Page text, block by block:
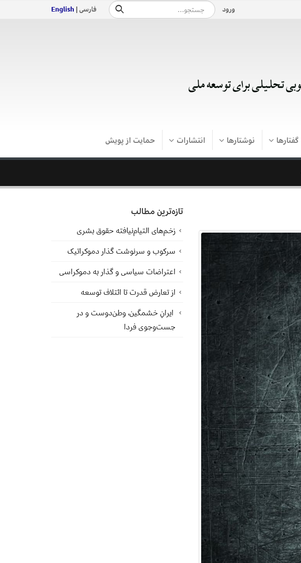
ورود فارسی | English
گفتارها نوشتارها انتشارات حمایت از پویش
تازه‌ترین مطالب
زخم‌های التیام‌نیافته حقوق بشری
سرکوب و سرنوشت گذار دموکراتیک
اعتراضات سیاسی و گذار به دموکراسی
از تعارض قدرت تا ائتلاف توسعه
ایرانِ خشمگین، وطن‌دوست و در
جست‌وجوی فردا